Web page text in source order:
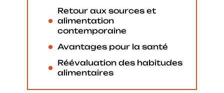
Retour aux sources et
alimentation
contemporaine
Avantages pour la santé
Réévaluation des habitudes
alimentaires